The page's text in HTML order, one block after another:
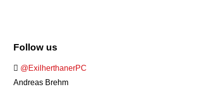
Follow us
@ExilherthanerPC
Andreas Brehm